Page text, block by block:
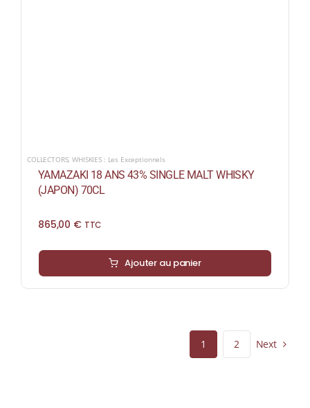
COLLECTORS,WHISKIES : Les Exceptionnels
YAMAZAKI 18 ANS 43% SINGLE MALT WHISKY
(JAPON) 70CL
865,00 € TTC
Ajouter au panier
1 2 Next